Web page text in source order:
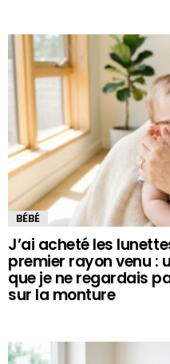
BÉBÉ
J’ai acheté les
premier rayon venu :
que je ne regardais
sur la monture